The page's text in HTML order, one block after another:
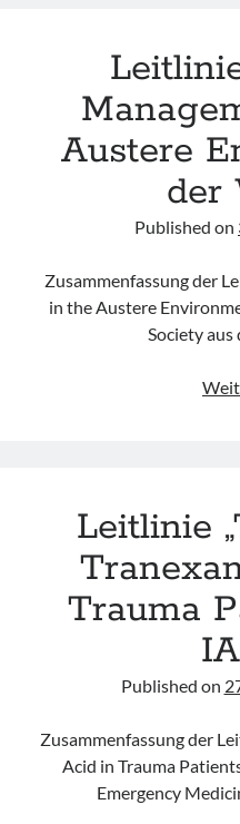
Austere
der
Published on
Zusammenfassung der
in the Austere
Society aus
Leitlinie
Trauma
Published on
Zusammenfassung der
Acid in Trauma
Emergency